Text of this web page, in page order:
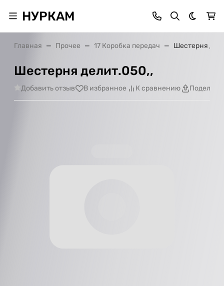
НУРКАМ Темная
Главная Прочее 17 Коробка передач Шестерня
Шестерня делит.050,,
Добавить отзыв В избранное К сравнению